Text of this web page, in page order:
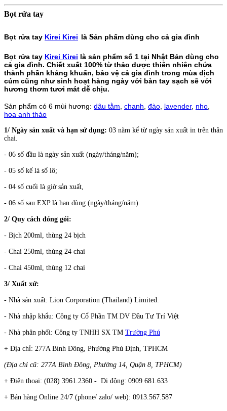
Bọt rửa tay
Bọt rửa tay Kirei Kirei là sản phẩm dùng cho cả gia đình
Bọt rửa tay Kirei Kirei là sản phẩm số 1 tại Nhật Bản dùng cho
cả gia đình. Chiết xuất 100% từ thảo dược thiên nhiên chứa
thành phần kháng khuẩn, bảo vệ cả gia đình trong mùa dịch
cúm cũng như sinh hoạt hàng ngày với bàn tay sạch sẽ với
hương thơm tươi mát dễ chịu.
Sản phẩm có 6 mùi hương: dâu tằm, chanh, đào, lavender, nho,
hoa anh thảo
1/ Ngày sản xuất và hạn sử dụng: 03 năm kể từ ngày sản xuất in trên thân
chai.
- 06 số đầu là ngày sản xuất (ngày/tháng/năm);
- 05 số kế là số lô;
- 04 số cuối là giờ sản xuất,
- 06 số sau EXP là hạn dùng (ngày/tháng/năm).
2/ Quy cách đóng gói:
- Bịch 200ml, thùng 24 bịch
- Chai 250ml, thùng 24 chai
- Chai 450ml, thùng 12 chai
3/ Xuất xứ:
- Nhà sản xuất: Lion Corporation (Thailand) Limited.
- Nhà nhập khẩu: Công ty Cổ Phần TM DV Đầu Tư Trí Việt
- Nhà phân phối: Công ty TNHH SX TM Trường Phú
+ Địa chỉ: 277A Bình Đông, Phường Phú Định, TPHCM
(Địa chỉ cũ: 277A Bình Đông, Phường 14, Quận 8, TPHCM)
+ Điện thoại: (028) 3961.2360 - Di động: 0909 681.633
+ Bán hàng Online 24/7 (phone/ zalo/ web): 0913.567.587